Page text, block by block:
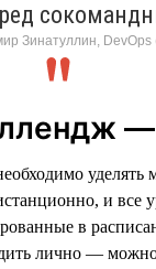
Зинатуллин, DevOps
уделять
и все
в
лично — можно